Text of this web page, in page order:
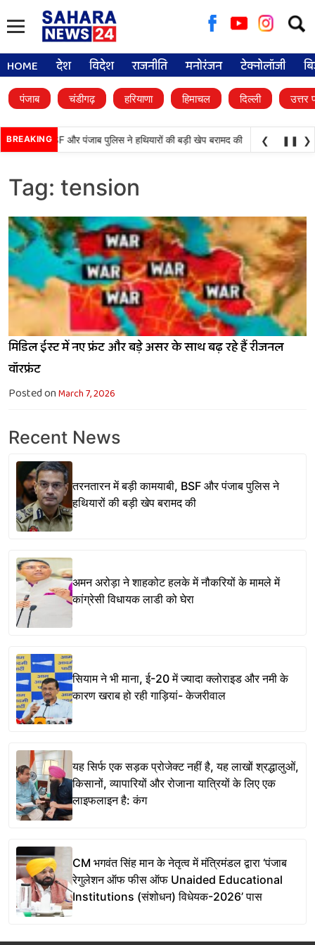
for:
HOME देश विदेश राजनीति मनोरंजन टेक्नोलॉजी
पंजाब चंडीगढ़ हरियाणा हिमाचल दिल्ली उत्तर
BREAKING
कामयाबी, BSF और पंजाब पुलिस ने हथियारों की बड़ी खेप बरामद की अमन अरोड़ा ने
❮ ❚❚ ❯
Tag: tension
मिडिल ईस्ट में नए फ्रंट और बड़े असर के साथ बढ़ रहे हैं रीजनल
वॉरफ्रंट
Posted onMarch 7, 2026
Recent News
तरनतारन में बड़ी कामयाबी, BSF और पंजाब पुलिस ने
हथियारों की बड़ी खेप बरामद की
अमन अरोड़ा ने शाहकोट हलके में नौकरियों के मामले में
कांग्रेसी विधायक लाडी को घेरा
सियाम ने भी माना, ई-20 में ज्यादा क्लोराइड और नमी के
कारण खराब हो रही गाड़ियां- केजरीवाल
यह सिर्फ एक सड़क प्रोजेक्ट नहीं है, यह लाखों श्रद्धालुओं,
किसानों, व्यापारियों और रोजाना यात्रियों के लिए एक
लाइफलाइन है: कंग
CM भगवंत सिंह मान के नेतृत्व में मंत्रिमंडल द्वारा ‘पंजाब
रेगुलेशन ऑफ फीस ऑफ Unaided Educational
Institutions (संशोधन) विधेयक-2026’ पास